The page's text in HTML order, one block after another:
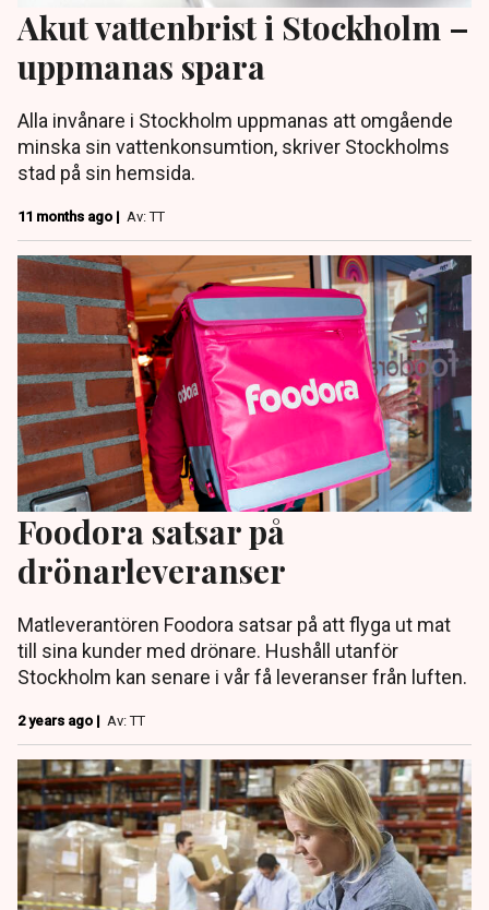
Akut vattenbrist i Stockholm –
uppmanas spara
Alla invånare i Stockholm uppmanas att omgående
minska sin vattenkonsumtion, skriver Stockholms
stad på sin hemsida.
11 months ago | Av: TT
Foodora satsar på
drönarleveranser
Matleverantören Foodora satsar på att flyga ut mat
till sina kunder med drönare. Hushåll utanför
Stockholm kan senare i vår få leveranser från luften.
2 years ago | Av: TT